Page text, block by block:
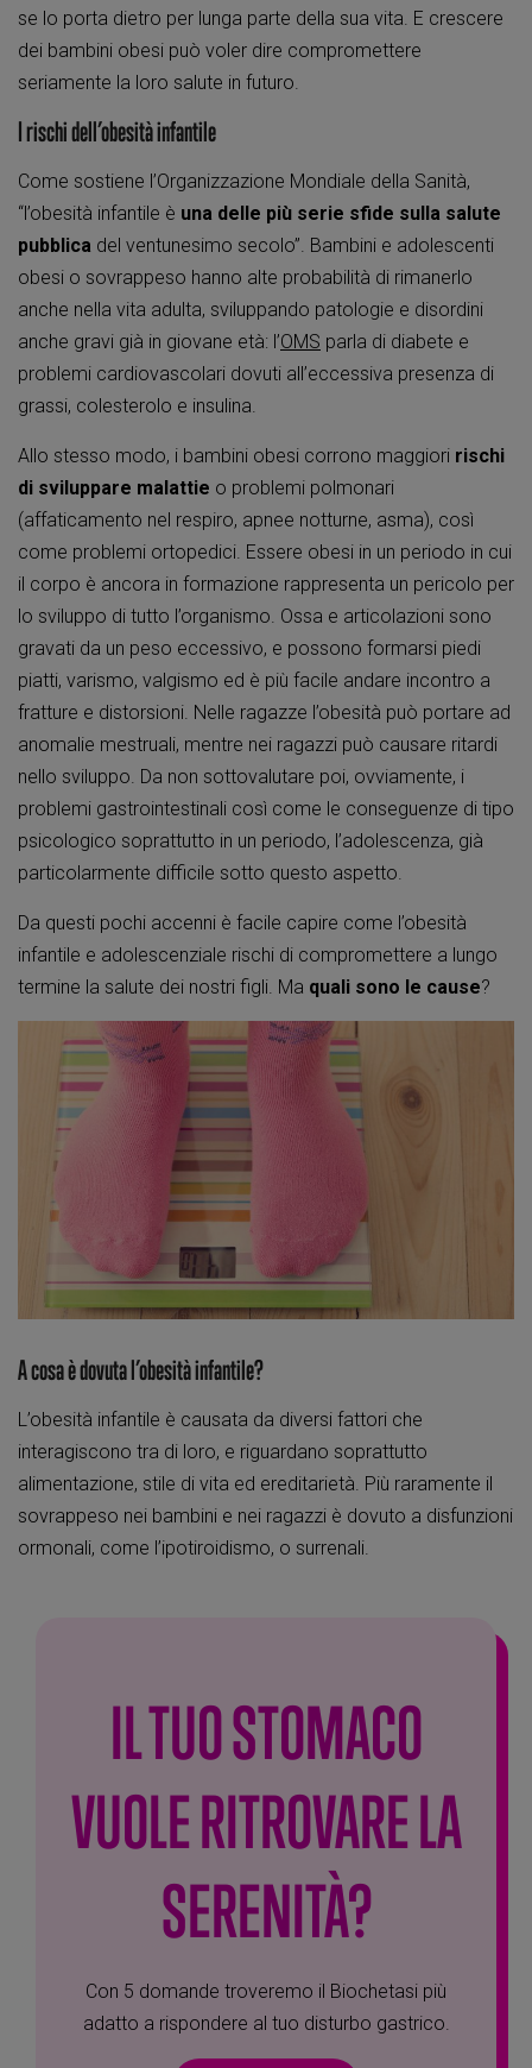
se lo porta dietro per lunga parte della sua vita. E crescere
dei bambini obesi può voler dire compromettere
seriamente la loro salute in futuro.
I rischi dell’obesità infantile
Come sostiene l’Organizzazione Mondiale della Sanità,
“l’obesità infantile è una delle più serie sfide sulla salute
pubblica del ventunesimo secolo”. Bambini e adolescenti
obesi o sovrappeso hanno alte probabilità di rimanerlo
anche nella vita adulta, sviluppando patologie e disordini
anche gravi già in giovane età: l’OMS parla di diabete e
problemi cardiovascolari dovuti all’eccessiva presenza di
grassi, colesterolo e insulina.
Allo stesso modo, i bambini obesi corrono maggiori rischi
di sviluppare malattie o problemi polmonari
(affaticamento nel respiro, apnee notturne, asma), così
come problemi ortopedici. Essere obesi in un periodo in cui
il corpo è ancora in formazione rappresenta un pericolo per
lo sviluppo di tutto l’organismo. Ossa e articolazioni sono
gravati da un peso eccessivo, e possono formarsi piedi
piatti, varismo, valgismo ed è più facile andare incontro a
fratture e distorsioni. Nelle ragazze l’obesità può portare ad
anomalie mestruali, mentre nei ragazzi può causare ritardi
nello sviluppo. Da non sottovalutare poi, ovviamente, i
problemi gastrointestinali così come le conseguenze di tipo
psicologico soprattutto in un periodo, l’adolescenza, già
particolarmente difficile sotto questo aspetto.
Da questi pochi accenni è facile capire come l’obesità
infantile e adolescenziale rischi di compromettere a lungo
termine la salute dei nostri figli. Ma quali sono le cause?
A cosa è dovuta l’obesità infantile?
L’obesità infantile è causata da diversi fattori che
interagiscono tra di loro, e riguardano soprattutto
alimentazione, stile di vita ed ereditarietà. Più raramente il
sovrappeso nei bambini e nei ragazzi è dovuto a disfunzioni
ormonali, come l’ipotiroidismo, o surrenali.
IL TUO STOMACO
VUOLE RITROVARE LA
SERENITÀ?
Con 5 domande troveremo il Biochetasi più
adatto a rispondere al tuo disturbo gastrico.